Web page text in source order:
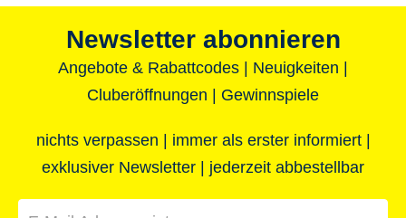
Newsletter abonnieren
Angebote & Rabattcodes | Neuigkeiten |
Cluberöffnungen | Gewinnspiele
nichts verpassen | immer als erster informiert |
exklusiver Newsletter | jederzeit abbestellbar